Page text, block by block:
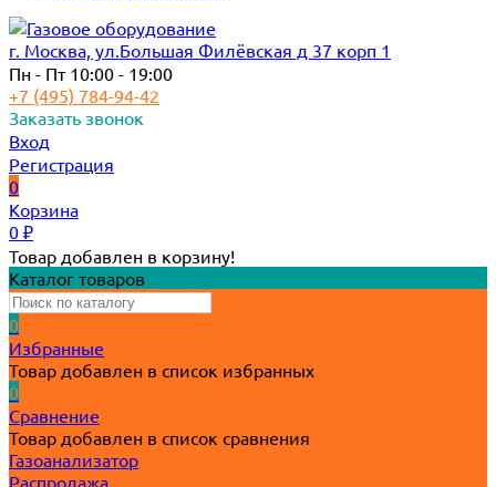
г. Москва, ул.Большая Филёвская д 37 корп 1
Пн - Пт 10:00 - 19:00
+7 (495) 784-94-42
Заказать звонок
Вход
Регистрация
0
Корзина
0 ₽
Товар добавлен в корзину!
Каталог товаров
0
Избранные
Товар добавлен в список избранных
0
Сравнение
Товар добавлен в список сравнения
Газоанализатор
Распродажа